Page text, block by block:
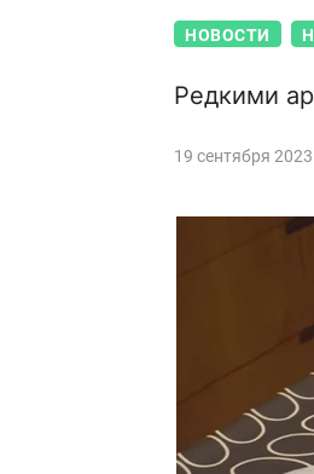
НОВОСТИ
Редкими
19 сентября 2023